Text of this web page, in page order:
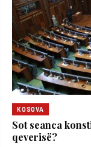
KOSOVA
Sot seanca
qeverisë?